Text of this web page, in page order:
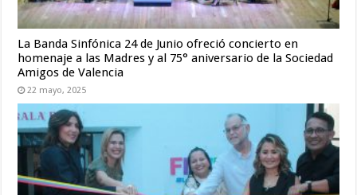
La Banda Sinfónica 24 de Junio ofreció concierto en
homenaje a las Madres y al 75° aniversario de la Sociedad
Amigos de Valencia
22 mayo, 2025